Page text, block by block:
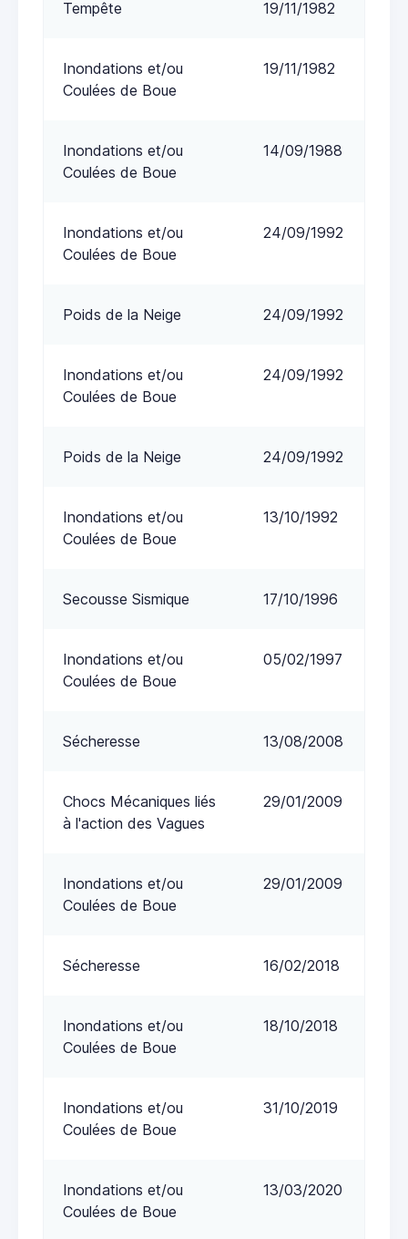
Tempête 19/11/1982
Inondations et/ou
Coulées de Boue
19/11/1982
Inondations et/ou
Coulées de Boue
14/09/1988
Inondations et/ou
Coulées de Boue
24/09/1992
Poids de la Neige 24/09/1992
Inondations et/ou
Coulées de Boue
24/09/1992
Poids de la Neige 24/09/1992
Inondations et/ou
Coulées de Boue
13/10/1992
Secousse Sismique 17/10/1996
Inondations et/ou
Coulées de Boue
05/02/1997
Sécheresse 13/08/2008
Chocs Mécaniques liés
à l'action des Vagues
29/01/2009
Inondations et/ou
Coulées de Boue
29/01/2009
Sécheresse 16/02/2018
Inondations et/ou
Coulées de Boue
18/10/2018
Inondations et/ou
Coulées de Boue
31/10/2019
Inondations et/ou
Coulées de Boue
13/03/2020